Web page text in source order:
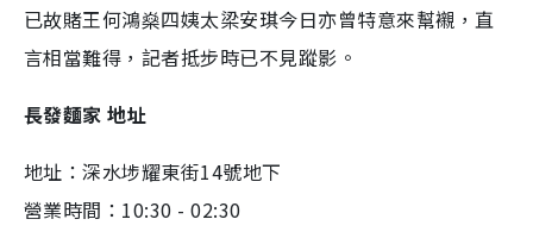
已故賭王何鴻燊四姨太梁安琪今日亦曾特意來幫襯，直
言相當難得，記者抵步時已不見蹤影。
長發麵家 地址
地址：深水埗耀東街14號地下
營業時間：10:30 - 02:30